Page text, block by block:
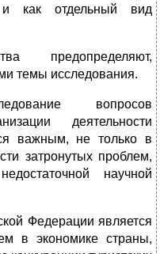
и как отдельный вид
предопределяют,
темы исследования.
вопросов
деятельности
важным, не только в
затронутых проблем,
научной
Федерации является
в экономике страны,